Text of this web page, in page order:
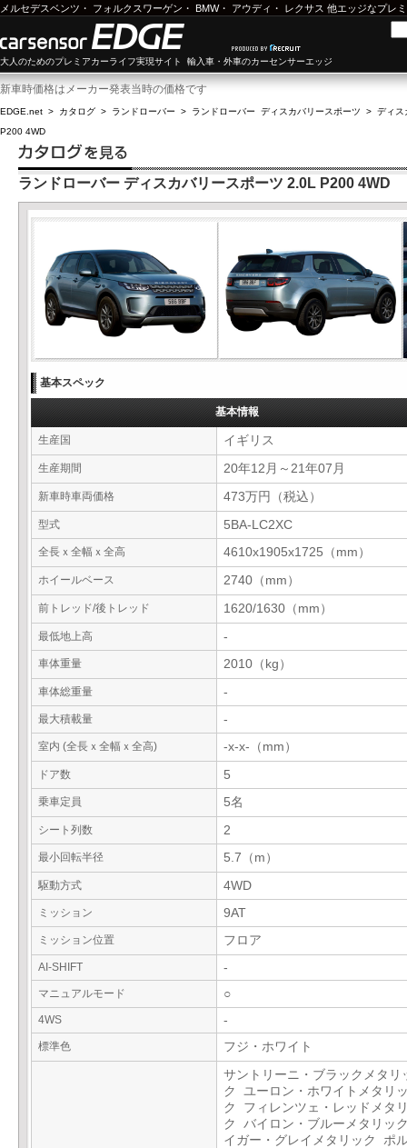
メルセデスベンツ ・ フォルクスワーゲン ・ BMW・ アウディ ・ レクサス 他エッジなプレ
大人のためのプレミアカーライフ実現サイト 輸入車・外車のカーセンサーエッジ
新車時価格はメーカー発表当時の価格です
EDGE.net > カタログ > ランドローバー > ランドローバー ディスカバリースポーツ > ディス
P200 4WD
ランドローバー ディスカバリースポーツ 2.0L P200 4WD
基本スペック
基本情報
生産国 イギリス
生産期間 20年12月～21年07月
新車時車両価格 473万円（税込）
型式 5BA-LC2XC
全長ｘ全幅ｘ全高 4610x1905x1725（mm）
ホイールベース 2740（mm）
前トレッド/後トレッド 1620/1630（mm）
最低地上高 -
車体重量 2010（kg）
車体総重量 -
最大積載量 -
室内 (全長ｘ全幅ｘ全高) -x-x-（mm）
ドア数 5
乗車定員 5名
シート列数 2
最小回転半径 5.7（m）
駆動方式 4WD
ミッション 9AT
ミッション位置 フロア
AI-SHIFT -
マニュアルモード ○
4WS -
標準色 フジ・ホワイト
サントリーニ・ブラックメタリ
ク ユーロン・ホワイトメタリ
ク フィレンツェ・レッドメタ
ク バイロン・ブルーメタリッ
イガー・グレイメタリック ポ